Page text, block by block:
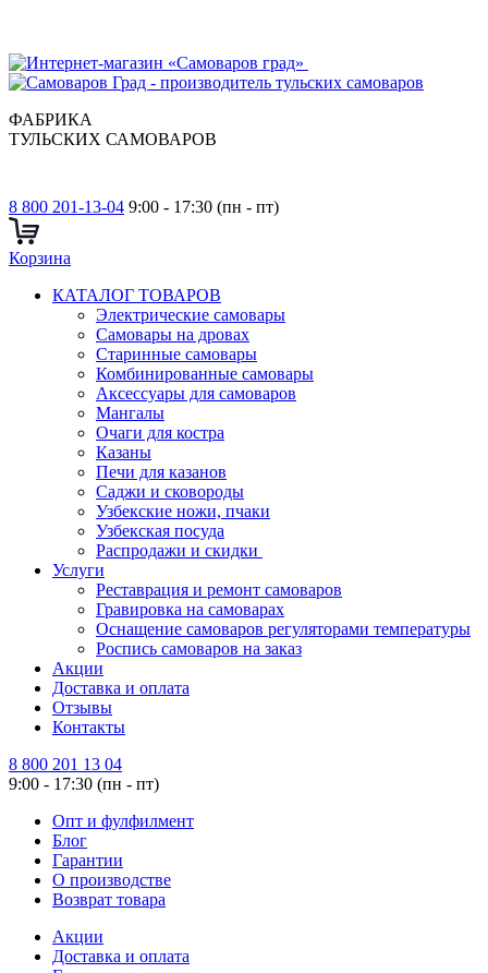
ФАБРИКА
ТУЛЬСКИХ САМОВАРОВ
8 800 201-13-04 9:00 - 17:30 (пн - пт)
Корзина
КАТАЛОГ ТОВАРОВ
Электрические самовары
Cамовары на дровах
Старинные самовары
Комбинированные самовары
Аксессуары для самоваров
Мангалы
Очаги для костра
Казаны
Печи для казанов
Саджи и сковороды
Узбекские ножи, пчаки
Узбекская посуда
Распродажи и скидки
Услуги
Реставрация и ремонт самоваров
Гравировка на самоварах
Оснащение самоваров регуляторами температуры
Роспись самоваров на заказ
Акции
Доставка и оплата
Отзывы
Контакты
8 800 201 13 04
9:00 - 17:30 (пн - пт)
Опт и фулфилмент
Блог
Гарантии
О производстве
Возврат товара
Акции
Доставка и оплата